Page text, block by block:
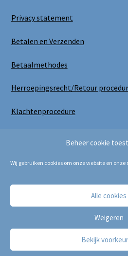
Beheer cookie
Wij gebruiken cookies om onze website en
Alle cookies
Weigeren
Bekijk
Privacy statement
Betalen en Verzenden
Betaalmethodes
Herroepingsrecht/Retour
Klachtenprocedure
Copyright Bij Cora 2025
Zoeken
Zoeken